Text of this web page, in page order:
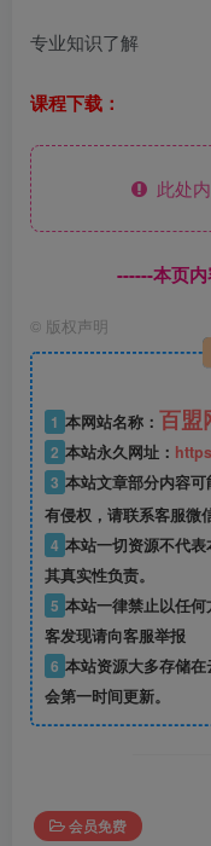
专业知识了解
课程下载：
此处内
------本页
© 版权声明
1 本网站名称： 百盟
2 本站永久网址：
3 本站文章部分内容
有侵权，请联系客服微
4 本站一切资源不代
其真实性负责。
5 本站一律禁止以任
客发现请向客服举报
6 本站资源大多存储
会第一时间更新。
会员免费